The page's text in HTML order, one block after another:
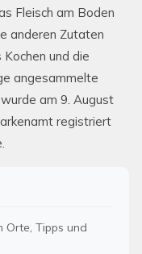
Fleisch am Boden
anderen Zutaten
und die
angesammelte
am 9. August
registriert
Orte, Tipps und